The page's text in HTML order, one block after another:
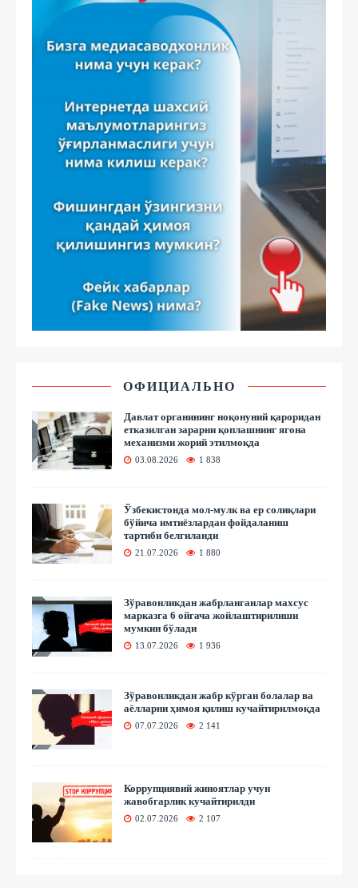
ОФИЦИАЛЬНО
Давлат органининг ноқонуний қароридан
етказилган зарарни қоплашнинг ягона
механизми жорий этилмоқда
03.08.2026 1 838
Ўзбекистонда мол-мулк ва ер солиқлари
бўйича имтиёзлардан фойдаланиш
тартиби белгиланди
21.07.2026 1 880
Зўравонликдан жабрланганлар махсус
марказга 6 ойгача жойлаштирилиши
мумкин бўлади
13.07.2026 1 936
Зўравонликдан жабр кўрган болалар ва
аёлларни ҳимоя қилиш кучайтирилмоқда
07.07.2026 2 141
Коррупциявий жиноятлар учун
жавобгарлик кучайтирилди
02.07.2026 2 107